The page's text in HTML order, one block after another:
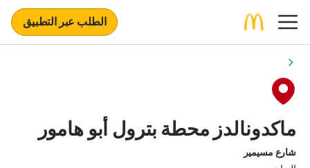
الطلب عبر التطبيق
ماكدونالدز محطة بترول أبو هامور
شارع مسيمير